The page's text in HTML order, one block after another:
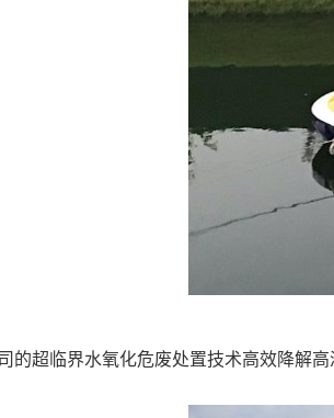
的超临界水氧化危废处置技术高效降解